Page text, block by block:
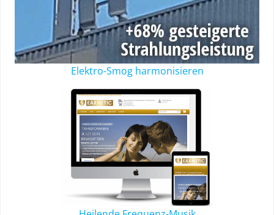
Elektro-Smog harmonisieren